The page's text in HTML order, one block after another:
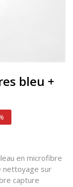
bleu +
en microfibre
nettoyage sur
capture